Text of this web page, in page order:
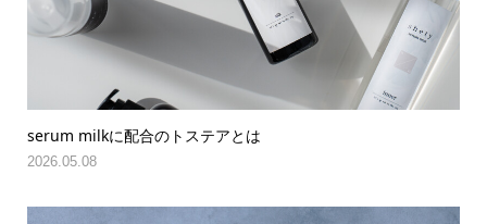
serum milkに配合のトステアとは
2026.05.08